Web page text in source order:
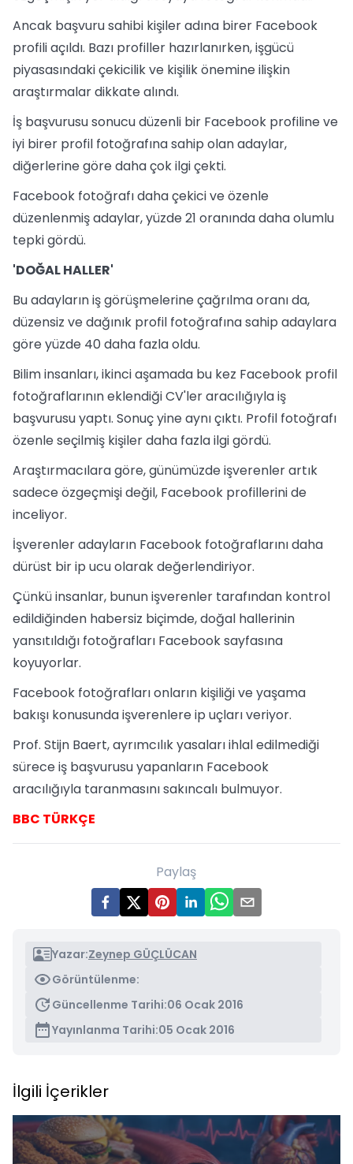
Ancak başvuru sahibi kişiler adına birer Facebook
profili açıldı. Bazı profiller hazırlanırken, işgücü
piyasasındaki çekicilik ve kişilik önemine ilişkin
araştırmalar dikkate alındı.
İş başvurusu sonucu düzenli bir Facebook profiline ve
iyi birer profil fotoğrafına sahip olan adaylar,
diğerlerine göre daha çok ilgi çekti.
Facebook fotoğrafı daha çekici ve özenle
düzenlenmiş adaylar, yüzde 21 oranında daha olumlu
tepki gördü.
'DOĞAL HALLER'
Bu adayların iş görüşmelerine çağrılma oranı da,
düzensiz ve dağınık profil fotoğrafına sahip adaylara
göre yüzde 40 daha fazla oldu.
Bilim insanları, ikinci aşamada bu kez Facebook profil
fotoğraflarının eklendiği CV'ler aracılığıyla iş
başvurusu yaptı. Sonuç yine aynı çıktı. Profil fotoğrafı
özenle seçilmiş kişiler daha fazla ilgi gördü.
Araştırmacılara göre, günümüzde işverenler artık
sadece özgeçmişi değil, Facebook profillerini de
inceliyor.
İşverenler adayların Facebook fotoğraflarını daha
dürüst bir ip ucu olarak değerlendiriyor.
Çünkü insanlar, bunun işverenler tarafından kontrol
edildiğinden habersiz biçimde, doğal hallerinin
yansıtıldığı fotoğrafları Facebook sayfasına
koyuyorlar.
Facebook fotoğrafları onların kişiliği ve yaşama
bakışı konusunda işverenlere ip uçları veriyor.
Prof. Stijn Baert, ayrımcılık yasaları ihlal edilmediği
sürece iş başvurusu yapanların Facebook
aracılığıyla taranmasını sakıncalı bulmuyor.
BBC TÜRKÇE
Paylaş
Yazar:Zeynep GÜÇLÜCAN
Görüntülenme:
Güncellenme Tarihi:06 Ocak 2016
Yayınlanma Tarihi:05 Ocak 2016
İlgili İçerikler